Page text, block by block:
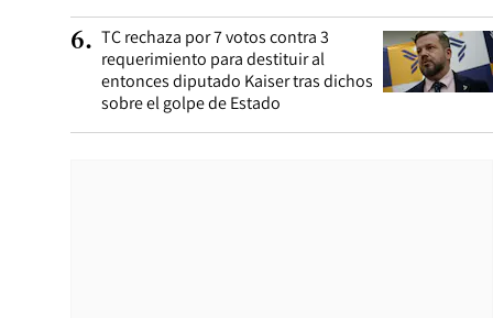
6. TC rechaza por 7 votos contra 3
requerimiento para destituir al
entonces diputado Kaiser tras dichos
sobre el golpe de Estado